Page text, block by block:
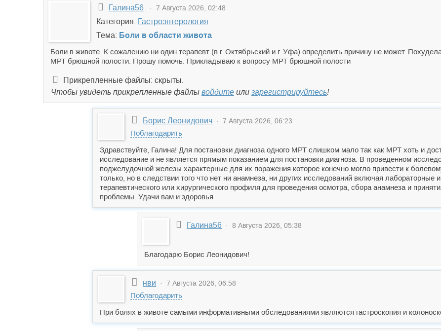
Галина56 · 7 Августа 2026, 02:48
Категория: Гастроэнтерология
Тема: Боли в области живота
Боли в животе. К сожалению ни один терапевт (в г. Октябрьский и г. Уфа) определить причину не может.
МРТ брюшной полости. Прошу помочь. Прикладываю к вопросу МРТ брюшной полости
Прикрепленные файлы: скрыты.
Чтобы увидеть прикрепленные файлы войдите или зарегистрируйтесь!
Борис Леонидович · 7 Августа 2026, 06:23
Поблагодарить
Здравствуйте, Галина! Для постановки диагноза одного МРТ слишком мало так как МРТ хоть и
исследование и не является прямым показанием для постановки диагноза. В проведенном
поджелудочной железы характерные для их поражения которое конечно могло привести к
только, но в следствии того что нет ни анамнеза, ни других исследований включая лабораторные
терапевтического или хирургического профиля для проведения осмотра, сбора анамнеза и
проблемы. Удачи вам и здоровья
Галина56 · 8 Августа 2026, 05:38
Благодарю Борис Леонидович!
нви · 7 Августа 2026, 06:58
Поблагодарить
При болях в животе самыми информативными обследованиями являются гастроскопия и